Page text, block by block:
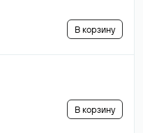
В корзину
В корзину